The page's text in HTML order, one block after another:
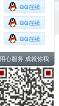
用心服务 成就你我